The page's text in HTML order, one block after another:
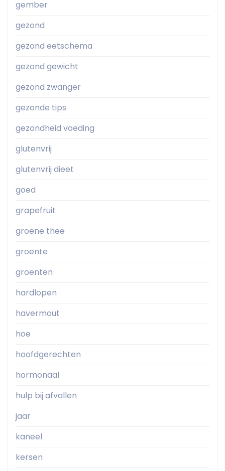
gember
gezond
gezond eetschema
gezond gewicht
gezond zwanger
gezonde tips
gezondheid voeding
glutenvrij
glutenvrij dieet
goed
grapefruit
groene thee
groente
groenten
hardlopen
havermout
hoe
hoofdgerechten
hormonaal
hulp bij afvallen
jaar
kaneel
kersen